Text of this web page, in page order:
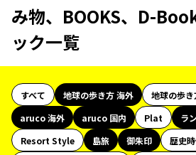
み物、BOOKS、D-
ック一覧
すべて 地球の歩き方 海外
地球の歩き
aruco 海外
aruco 国内 Plat
ラ
Resort Style
島旅 御朱印 歴史